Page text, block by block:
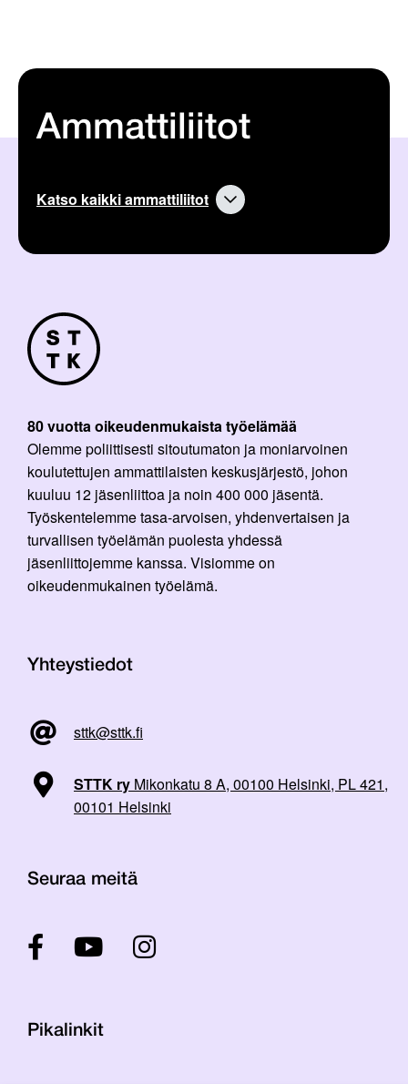
Ammattiliitot
Katso kaikki ammattiliitot
80 vuotta oikeudenmukaista työelämää
Olemme poliittisesti sitoutumaton ja moniarvoinen
koulutettujen ammattilaisten keskusjärjestö, johon
kuuluu 12 jäsenliittoa ja noin 400 000 jäsentä.
Työskentelemme tasa-arvoisen, yhdenvertaisen ja
turvallisen työelämän puolesta yhdessä
jäsenliittojemme kanssa. Visiomme on
oikeudenmukainen työelämä.
Yhteystiedot
sttk@sttk.fi
STTK ry Mikonkatu 8 A, 00100 Helsinki, PL 421,
00101 Helsinki
Seuraa meitä
Pikalinkit